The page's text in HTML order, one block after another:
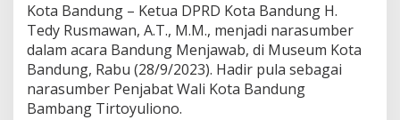
a
s
a
l
a
h
Kota Bandung – Ketua DPRD Kota Bandung H.
Tedy Rusmawan, A.T., M.M., menjadi narasumber
dalam acara Bandung Menjawab, di Museum Kota
Bandung, Rabu (28/9/2023). Hadir pula sebagai
narasumber Penjabat Wali Kota Bandung
Bambang Tirtoyuliono.